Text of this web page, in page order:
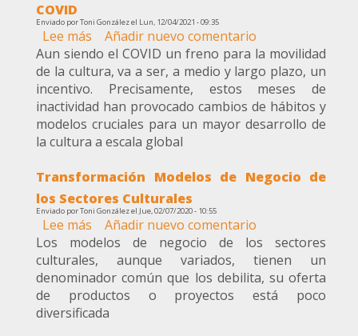
en
Vivo
COVID
Enviado porToni Gonzálezel Lun, 12/04/2021 - 09:35
Lee más sobre
La
Movilidad
la
Cultura
Después
COVID
Añadir nuevo comentario
Aun siendo el COVID un freno para la movilidad
de la cultura, va a ser, a medio y largo plazo, un
incentivo. Precisamente, estos meses de
inactividad han provocado cambios de hábitos y
modelos cruciales para un mayor desarrollo de
la cultura a escala global
Transformación Modelos de Negocio de
los Sectores Culturales
Enviado porToni Gonzálezel Jue, 02/07/2020 - 10:55
Lee más sobre
Transformación
Modelos
de
Negocio
de
Añadir nuevo comentario
Los modelos de negocio de los sectores
culturales, aunque variados, tienen un
denominador común que los debilita, su oferta
de productos o proyectos está poco
diversificada